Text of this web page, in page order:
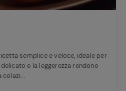
semplice e veloce, ideale per
e la leggerezza rendono